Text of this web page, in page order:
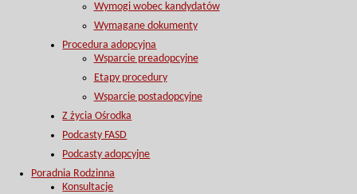
Wymogi wobec kandydatów
Wymagane dokumenty
Procedura adopcyjna
Wsparcie preadopcyjne
Etapy procedury
Wsparcie postadopcyjne
Z życia Ośrodka
Podcasty FASD
Podcasty adopcyjne
Poradnia Rodzinna
Konsultacje